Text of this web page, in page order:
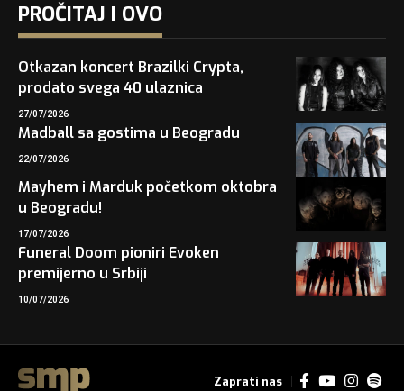
PROČITAJ I OVO
Otkazan koncert Brazilki Crypta,
prodato svega 40 ulaznica
27/07/2026
Madball sa gostima u Beogradu
22/07/2026
Mayhem i Marduk početkom oktobra
u Beogradu!
17/07/2026
Funeral Doom pioniri Evoken
premijerno u Srbiji
10/07/2026
Zaprati nas